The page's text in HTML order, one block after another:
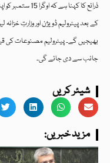
ذرائع کا کہنا
کے بعد پیٹرولیم ڈویژن اور وزارتِ
بھیجیں گے۔ پیٹرولیم مصنوعات کی
جانب سے دی جائے گی۔
شیئر کریں
:مزید خبریں